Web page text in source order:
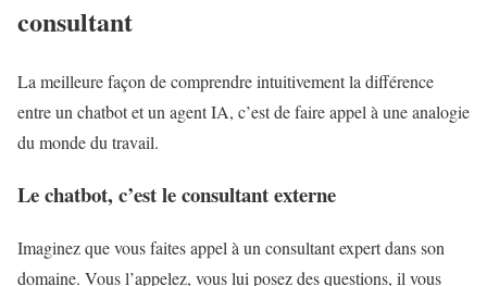
consultant
La meilleure façon de comprendre intuitivement la différence
entre un chatbot et un agent IA, c’est de faire appel à une analogie
du monde du travail.
Le chatbot, c’est le consultant externe
Imaginez que vous faites appel à un consultant expert dans son
domaine. Vous l’appelez, vous lui posez des questions, il vous